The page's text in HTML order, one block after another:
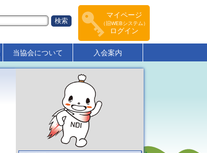
マイページ
（旧WEBシステム）
ログイン
当協会について 入会案内